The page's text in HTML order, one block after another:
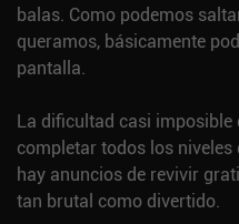
balas. Como podemos
queramos, básicamente
pantalla.
La dificultad casi imposible
completar todos los
hay anuncios de revivir
tan brutal como divertido.